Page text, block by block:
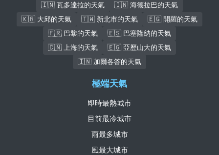
🇮🇳 瓦多達拉的天氣
🇮🇳 海德拉巴的天氣
🇰🇷 大邱的天氣
🇹🇼 新北市的天氣
🇪🇬 開羅的天氣
🇫🇷 巴黎的天氣
🇪🇸 巴塞隆納的天氣
🇨🇳 上海的天氣
🇪🇬 亞歷山大的天氣
🇮🇳 加爾各答的天氣
極端天氣
即時最熱城市
目前最冷城市
雨最多城市
風最大城市